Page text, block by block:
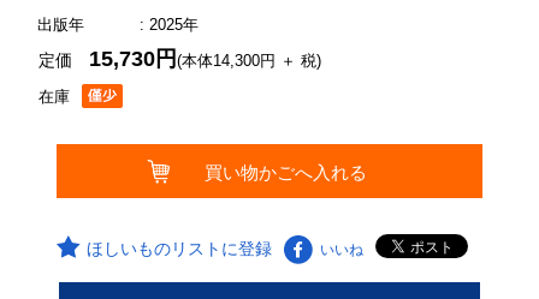
出版年
: 2025年
在庫
定価 15,730円(本体14,300円 ＋ 税)
ほしいものリストに登録 いいね